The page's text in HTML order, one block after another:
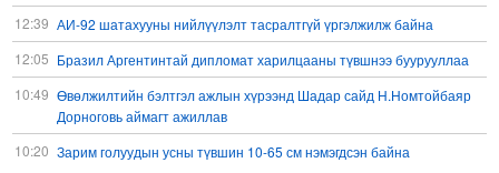
12:39 АИ-92 шатахууны нийлүүлэлт тасралтгүй үргэлжилж байна
12:05 Бразил Аргентинтай дипломат харилцааны түвшнээ буурууллаа
10:49 Өвөлжилтийн бэлтгэл ажлын хүрээнд Шадар сайд Н.Номтойбаяр
Дорноговь аймагт ажиллав
10:20 Зарим голуудын усны түвшин 10-65 см нэмэгдсэн байна